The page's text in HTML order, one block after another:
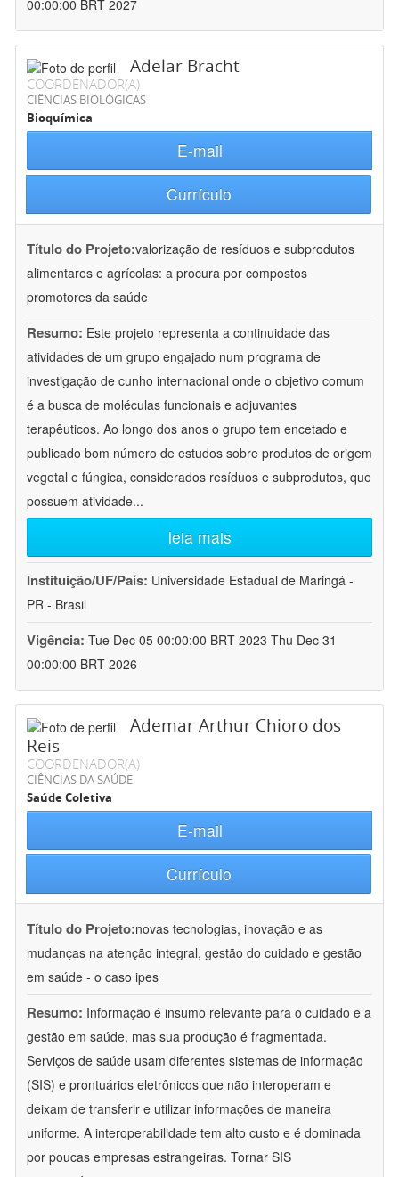
00:00:00 BRT 2027
Adelar Bracht
COORDENADOR(A)
CIÊNCIAS BIOLÓGICAS
Bioquímica
E-mail
Currículo
Título do Projeto:valorização de resíduos e subprodutos
alimentares e agrícolas: a procura por compostos
promotores da saúde
Resumo: Este projeto representa a continuidade das
atividades de um grupo engajado num programa de
investigação de cunho internacional onde o objetivo comum
é a busca de moléculas funcionais e adjuvantes
terapêuticos. Ao longo dos anos o grupo tem encetado e
publicado bom número de estudos sobre produtos de origem
vegetal e fúngica, considerados resíduos e subprodutos, que
possuem atividade...
leia mais
Instituição/UF/País: Universidade Estadual de Maringá -
PR - Brasil
Vigência: Tue Dec 05 00:00:00 BRT 2023-Thu Dec 31
00:00:00 BRT 2026
Ademar Arthur Chioro dos
Reis
COORDENADOR(A)
CIÊNCIAS DA SAÚDE
Saúde Coletiva
E-mail
Currículo
Título do Projeto:novas tecnologias, inovação e as
mudanças na atenção integral, gestão do cuidado e gestão
em saúde - o caso ipes
Resumo: Informação é insumo relevante para o cuidado e a
gestão em saúde, mas sua produção é fragmentada.
Serviços de saúde usam diferentes sistemas de informação
(SIS) e prontuários eletrônicos que não interoperam e
deixam de transferir e utilizar informações de maneira
uniforme. A interoperabilidade tem alto custo e é dominada
por poucas empresas estrangeiras. Tornar SIS